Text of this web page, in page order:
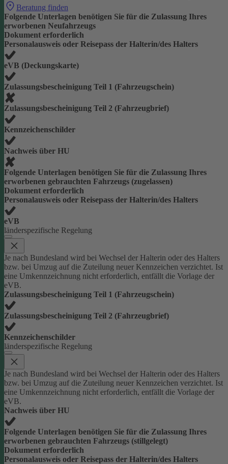
Beratung finden
Folgende Unterlagen benötigen Sie für die Zulassung Ihres
erworbenen Neufahrzeugs
Dokument erforderlich
Personalausweis oder Reisepass der Halterin/des Halters
eVB (Deckungskarte)
Zulassungsbescheinigung Teil 1 (Fahrzeugschein)
Zulassungsbescheinigung Teil 2 (Fahrzeugbrief)
Kennzeichenschilder
Nachweis über HU
Folgende Unterlagen benötigen Sie für die Zulassung Ihres
erworbenen gebrauchten Fahrzeugs (zugelassen)
Dokument erforderlich
Personalausweis oder Reisepass der Halterin/des Halters
eVB
länderspezifische Regelung
Je nach Bundesland wird bei Wechsel der Halterin oder des Halters
bzw. bei Umzug auf die Zuteilung neuer Kennzeichen verzichtet. Ist
eine Umkennzeichnung nicht erforderlich, entfällt die Vorlage der
eVB.
Zulassungsbescheinigung Teil 1 (Fahrzeugschein)
Zulassungsbescheinigung Teil 2 (Fahrzeugbrief)
Kennzeichenschilder
länderspezifische Regelung
Je nach Bundesland wird bei Wechsel der Halterin oder des Halters
bzw. bei Umzug auf die Zuteilung neuer Kennzeichen verzichtet. Ist
eine Umkennzeichnung nicht erforderlich, entfällt die Vorlage der
eVB.
Nachweis über HU
Folgende Unterlagen benötigen Sie für die Zulassung Ihres
erworbenen gebrauchten Fahrzeugs (stillgelegt)
Dokument erforderlich
Personalausweis oder Reisepass der Halterin/des Halters